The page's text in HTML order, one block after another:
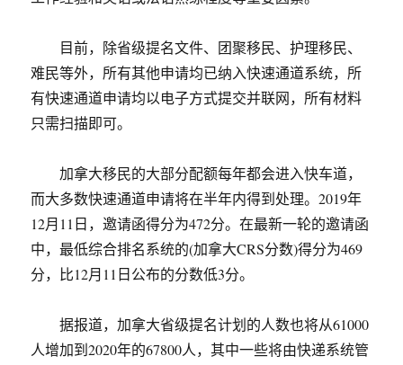
目前，除省级提名文件、团聚移民、护理移民、
难民等外，所有其他申请均已纳入快速通道系统，所
有快速通道申请均以电子方式提交并联网，所有材料
只需扫描即可。
加拿大移民的大部分配额每年都会进入快车道，
而大多数快速通道申请将在半年内得到处理。2019年
12月11日，邀请函得分为472分。在最新一轮的邀请函
中，最低综合排名系统的(加拿大CRS分数)得分为469
分，比12月11日公布的分数低3分。
据报道，加拿大省级提名计划的人数也将从61000
人增加到2020年的67800人，其中一些将由快递系统管